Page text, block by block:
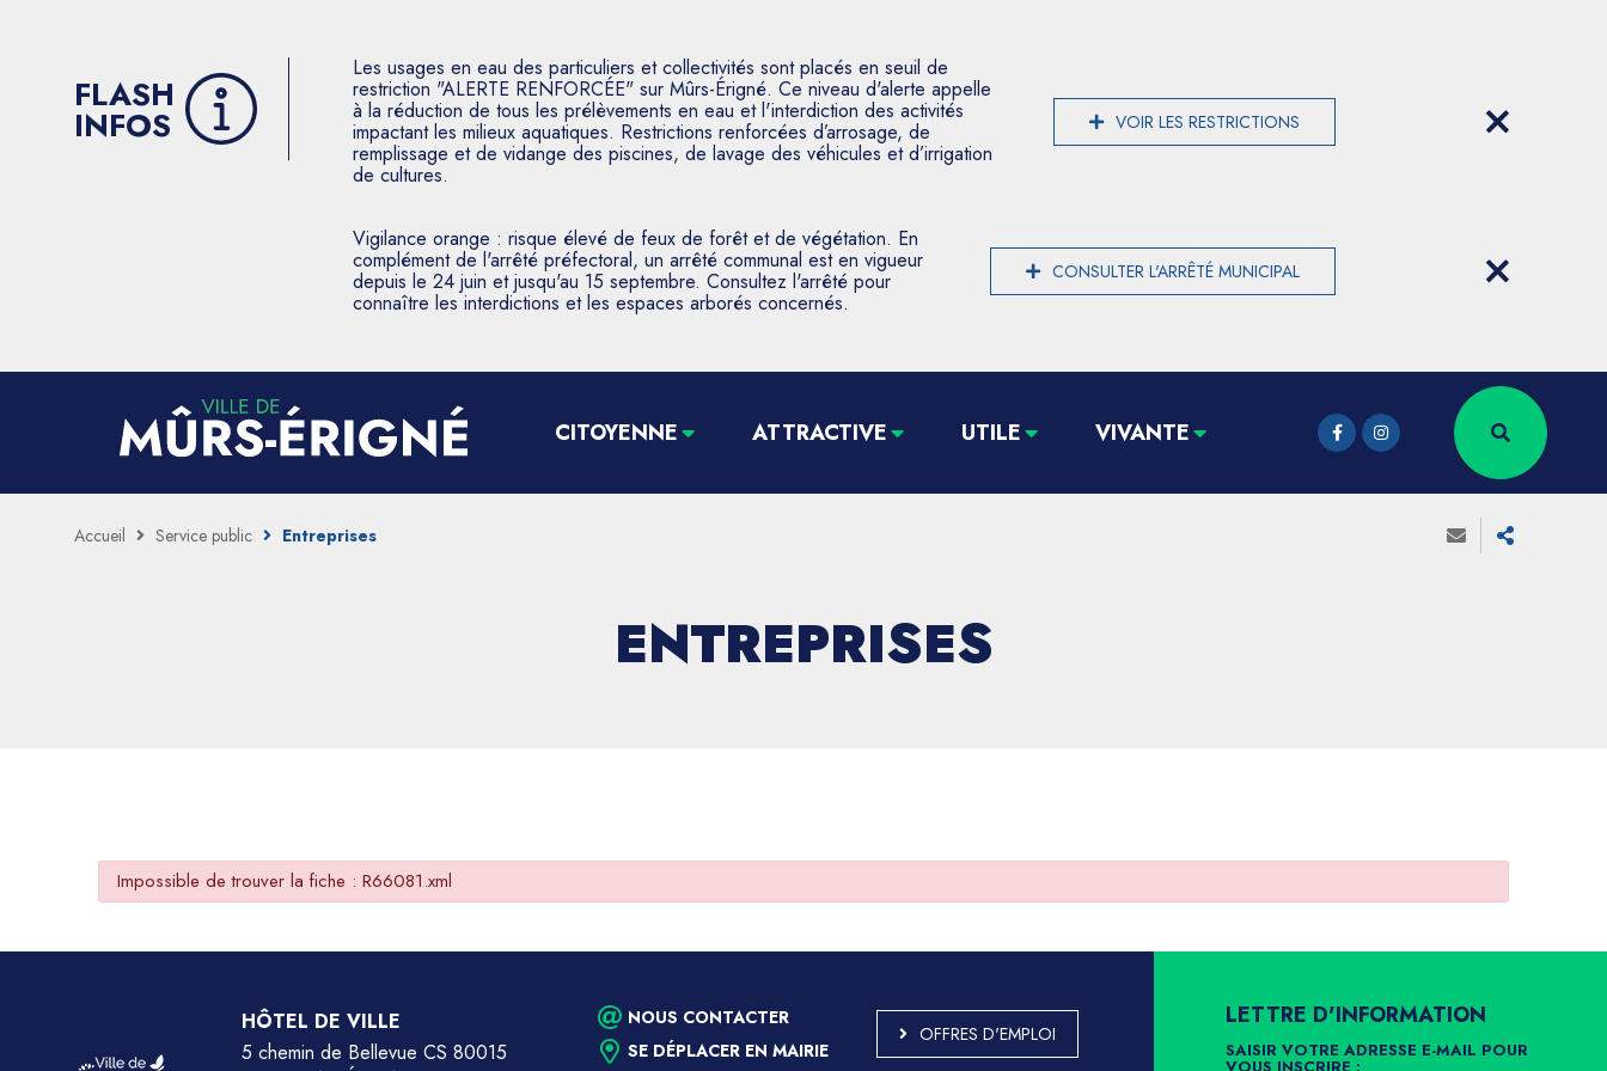
FLASH
INFOS
Les usages en eau des particuliers et collectivités sont placés en seuil de
restriction "ALERTE RENFORCÉE" sur Mûrs-Érigné. Ce niveau d'alerte appelle
à la réduction de tous les prélèvements en eau et l'interdiction des activités
impactant les milieux aquatiques. Restrictions renforcées d’arrosage, de
remplissage et de vidange des piscines, de lavage des véhicules et d’irrigation
de cultures.
VOIR LES RESTRICTIONS
Vigilance orange : risque élevé de feux de forêt et de végétation. En
complément de l'arrêté préfectoral, un arrêté communal est en vigueur
depuis le 24 juin et jusqu'au 15 septembre. Consultez l'arrêté pour
connaître les interdictions et les espaces arborés concernés.
CONSULTER L'ARRÊTÉ MUNICIPAL
CITOYENNE ATTRACTIVE UTILE VIVANTE
Accueil Service public Entreprises
ENTREPRISES
Impossible de trouver la fiche : R66081.xml
HÔTEL DE VILLE
5 chemin de Bellevue CS 80015
NOUS CONTACTER
SE DÉPLACER EN MAIRIE
OFFRES D'EMPLOI
LETTRE D'INFORMATION
SAISIR VOTRE ADRESSE E-MAIL POUR